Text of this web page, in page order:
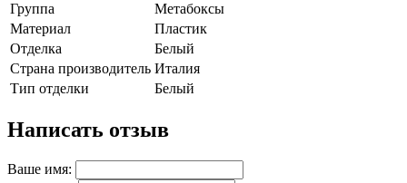
Группа
Метабоксы
Материал
Пластик
Отделка
Белый
Страна производитель Италия
Тип отделки
Белый
Написать отзыв
Ваше имя: